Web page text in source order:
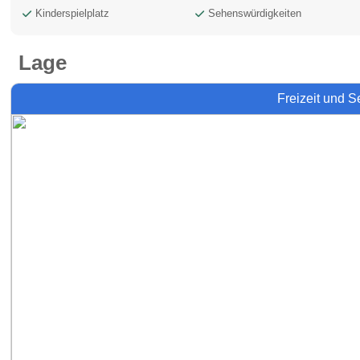
Kinderspielplatz
Sehenswürdigkeiten
Lage
Freizeit und